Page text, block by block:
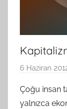
6 Haziran
Çoğu insan
yalnızca